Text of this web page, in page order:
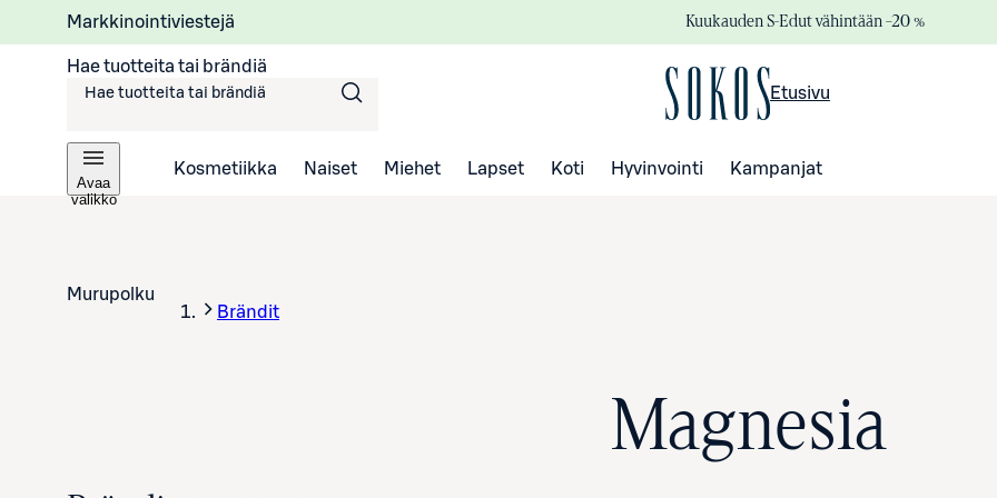
Markkinointiviestejä Kuukauden S-Edut vähintään –20 %
Hae tuotteita tai brändiä
Etusivu
Avaa
valikko
Kosmetiikka Naiset Miehet Lapset Koti Hyvinvointi Kampanjat
Murupolku
Brändit
Magnesia